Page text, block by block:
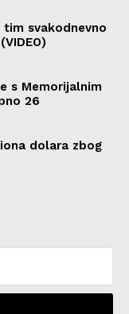
svakodnevno
s Memorijalnim
26
dolara zbog